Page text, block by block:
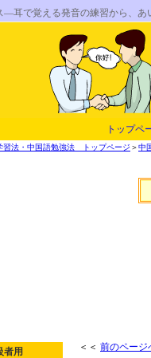
―耳で覚える発音の練習から
トップペ
習法・中国語勉強法 トップページ ＞中
者用
＜＜ 前のページ